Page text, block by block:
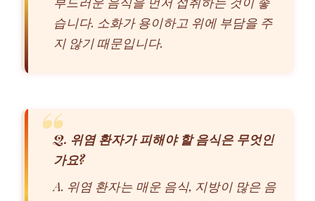
습니다. 소화가 용이하고 위에 부담을 주
지 않기 때문입니다.
Q. 위염 환자가 피해야 할 음식은 무엇인
가요?
A. 위염 환자는 매운 음식, 지방이 많은 음